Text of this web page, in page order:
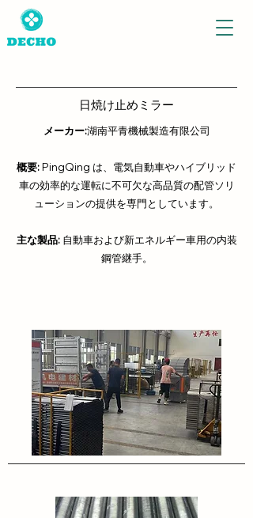
日焼け止めミラー
メーカー:湖南平青機械製造有限公司
概要:PingQing は、電気自動車やハイブリッド
車の効率的な運転に不可欠な高品質の配管ソリ
ューションの提供を専門としています。
主な製品: 自動車および新エネルギー車用の内装
鋼管継手。